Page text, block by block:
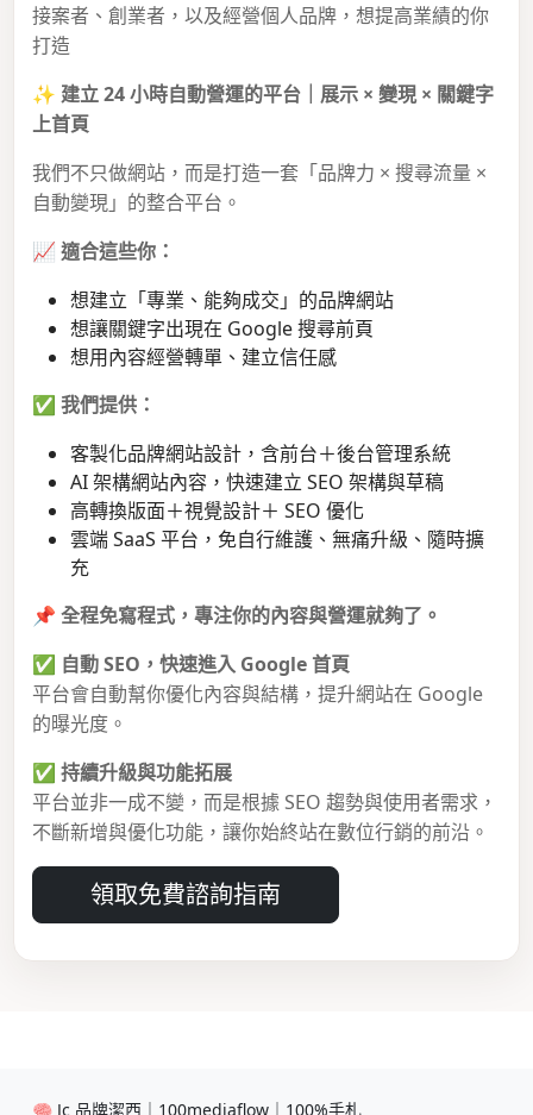
接案者、創業者，以及經營個人品牌，想提高業績的你
打造
✨ 建立 24 小時自動營運的平台｜展示 × 變現 × 關鍵字
上首頁
我們不只做網站，而是打造一套「品牌力 × 搜尋流量 ×
自動變現」的整合平台。
📈 適合這些你：
想建立「專業、能夠成交」的品牌網站
想讓關鍵字出現在 Google 搜尋前頁
想用內容經營轉單、建立信任感
✅ 我們提供：
客製化品牌網站設計，含前台＋後台管理系統
AI 架構網站內容，快速建立 SEO 架構與草稿
高轉換版面＋視覺設計＋ SEO 優化
雲端 SaaS 平台，免自行維護、無痛升級、隨時擴
充
📌 全程免寫程式，專注你的內容與營運就夠了。
✅ 自動 SEO，快速進入 Google 首頁
平台會自動幫你優化內容與結構，提升網站在 Google
的曝光度。
✅ 持續升級與功能拓展
平台並非一成不變，而是根據 SEO 趨勢與使用者需求，
不斷新增與優化功能，讓你始終站在數位行銷的前沿。
領取免費諮詢指南
🧠 Jc 品牌潔西｜100mediaflow｜100%手札